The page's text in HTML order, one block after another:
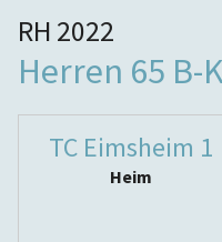
RH 2022
Herren 65 B-
TC Eimsheim 1
Heim